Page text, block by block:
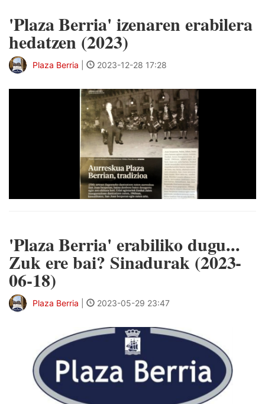
'Plaza Berria' izenaren erabilera
hedatzen (2023)
Plaza Berria 2023-12-28 17:28
'Plaza Berria' erabiliko dugu...
Zuk ere bai? Sinadurak (2023-
06-18)
Plaza Berria 2023-05-29 23:47